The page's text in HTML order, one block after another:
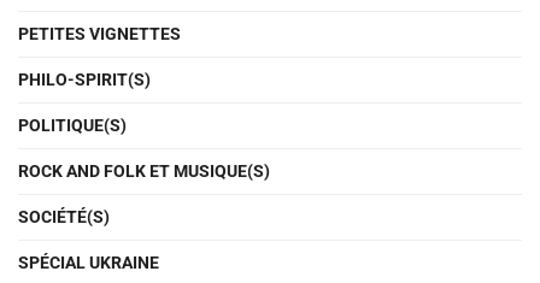
PETITES VIGNETTES
PHILO-SPIRIT(S)
POLITIQUE(S)
ROCK AND FOLK ET MUSIQUE(S)
SOCIÉTÉ(S)
SPÉCIAL UKRAINE